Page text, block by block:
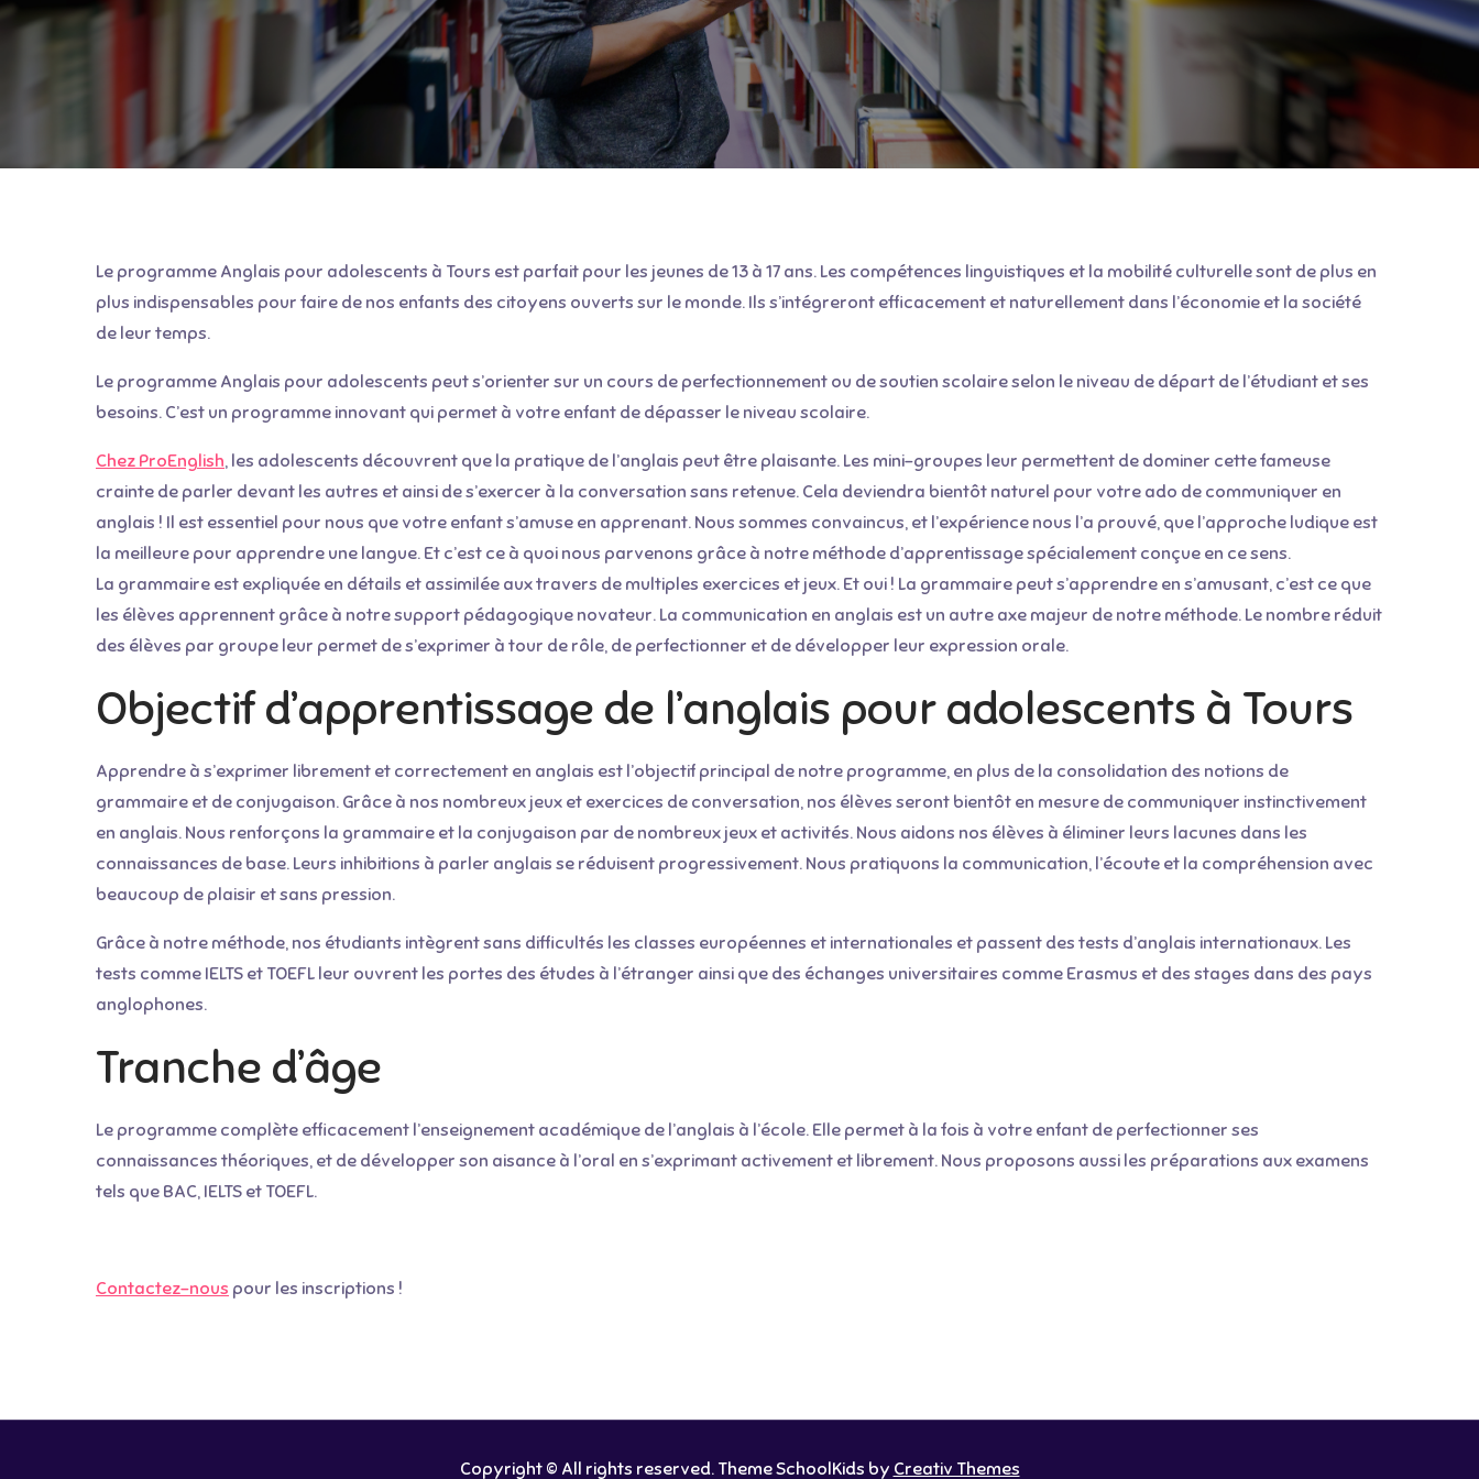
Le programme Anglais pour adolescents à Tours est parfait pour les jeunes de 13 à 17 ans. Les compétences linguistiques et la mobilité culturelle sont de plus en
plus indispensables pour faire de nos enfants des citoyens ouverts sur le monde. Ils s’intégreront efficacement et naturellement dans l’économie et la société
de leur temps.
Le programme Anglais pour adolescents peut s’orienter sur un cours de perfectionnement ou de soutien scolaire selon le niveau de départ de l’étudiant et ses
besoins. C’est un programme innovant qui permet à votre enfant de dépasser le niveau scolaire.
Chez ProEnglish, les adolescents découvrent que la pratique de l’anglais peut être plaisante. Les mini-groupes leur permettent de dominer cette fameuse
crainte de parler devant les autres et ainsi de s’exercer à la conversation sans retenue. Cela deviendra bientôt naturel pour votre ado de communiquer en
anglais ! Il est essentiel pour nous que votre enfant s’amuse en apprenant. Nous sommes convaincus, et l’expérience nous l’a prouvé, que l’approche ludique est
la meilleure pour apprendre une langue. Et c’est ce à quoi nous parvenons grâce à notre méthode d’apprentissage spécialement conçue en ce sens.
La grammaire est expliquée en détails et assimilée aux travers de multiples exercices et jeux. Et oui ! La grammaire peut s’apprendre en s’amusant, c’est ce que
les élèves apprennent grâce à notre support pédagogique novateur. La communication en anglais est un autre axe majeur de notre méthode. Le nombre réduit
des élèves par groupe leur permet de s’exprimer à tour de rôle, de perfectionner et de développer leur expression orale.
Objectif d’apprentissage de l’anglais pour adolescents à Tours
Apprendre à s’exprimer librement et correctement en anglais est l’objectif principal de notre programme, en plus de la consolidation des notions de
grammaire et de conjugaison. Grâce à nos nombreux jeux et exercices de conversation, nos élèves seront bientôt en mesure de communiquer instinctivement
en anglais. Nous renforçons la grammaire et la conjugaison par de nombreux jeux et activités. Nous aidons nos élèves à éliminer leurs lacunes dans les
connaissances de base. Leurs inhibitions à parler anglais se réduisent progressivement. Nous pratiquons la communication, l’écoute et la compréhension avec
beaucoup de plaisir et sans pression.
Grâce à notre méthode, nos étudiants intègrent sans difficultés les classes européennes et internationales et passent des tests d’anglais internationaux. Les
tests comme IELTS et TOEFL leur ouvrent les portes des études à l’étranger ainsi que des échanges universitaires comme Erasmus et des stages dans des pays
anglophones.
Tranche d’âge
Le programme complète efficacement l’enseignement académique de l’anglais à l’école. Elle permet à la fois à votre enfant de perfectionner ses
connaissances théoriques, et de développer son aisance à l’oral en s’exprimant activement et librement. Nous proposons aussi les préparations aux examens
tels que BAC, IELTS et TOEFL.
Contactez-nous pour les inscriptions !
Copyright © All rights reserved. Theme SchoolKids by Creativ Themes